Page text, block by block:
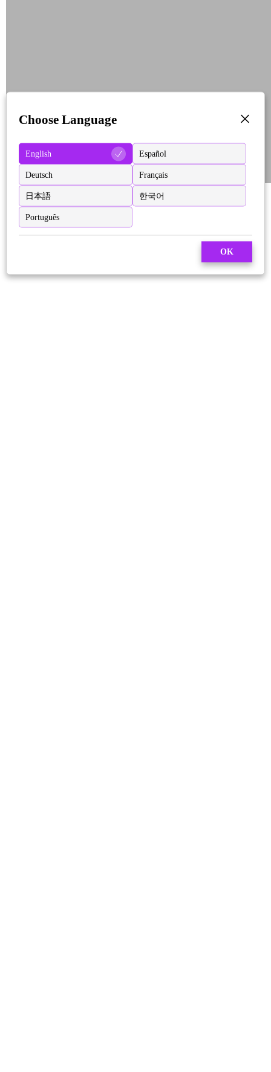
Choose Language
English Español
Deutsch Français
日本語 한국어
Português
OK